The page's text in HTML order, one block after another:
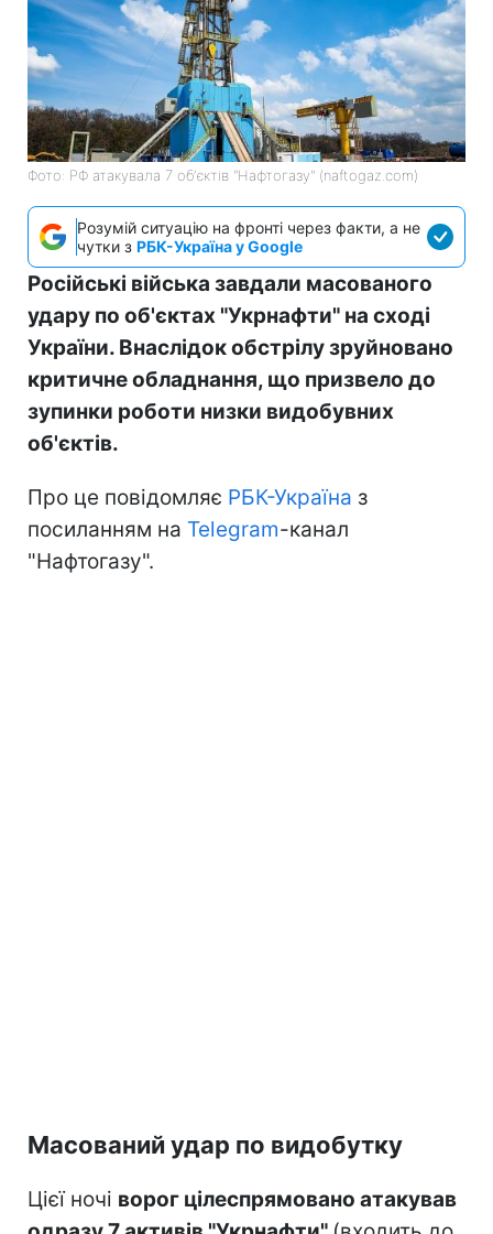
Фото: РФ атакувала 7 обʼєктів "Нафтогазу" (naftogaz.com)
Розумій ситуацію на фронті через факти, а не
чутки з РБК-Україна у Google
Російські війська завдали масованого
удару по об'єктах "Укрнафти" на сході
України. Внаслідок обстрілу зруйновано
критичне обладнання, що призвело до
зупинки роботи низки видобувних
об'єктів.
Про це повідомляє РБК-Україна з
посиланням на Telegram-канал
"Нафтогазу".
Масований удар по видобутку
Цієї ночі ворог цілеспрямовано атакував